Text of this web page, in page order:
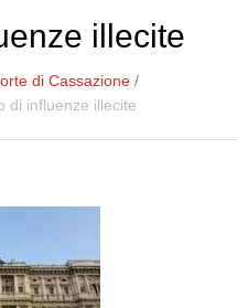
illecite
di Cassazione /
di influenze illecite